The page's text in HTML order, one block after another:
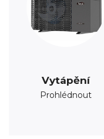
Vytápění
Prohlédnout